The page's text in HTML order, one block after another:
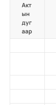
Акт
ын
дуг
аар